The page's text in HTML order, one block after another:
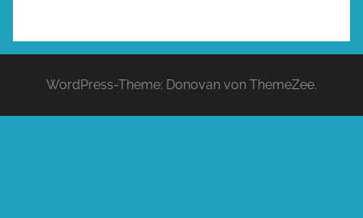
WordPress-Theme: Donovan von ThemeZee.